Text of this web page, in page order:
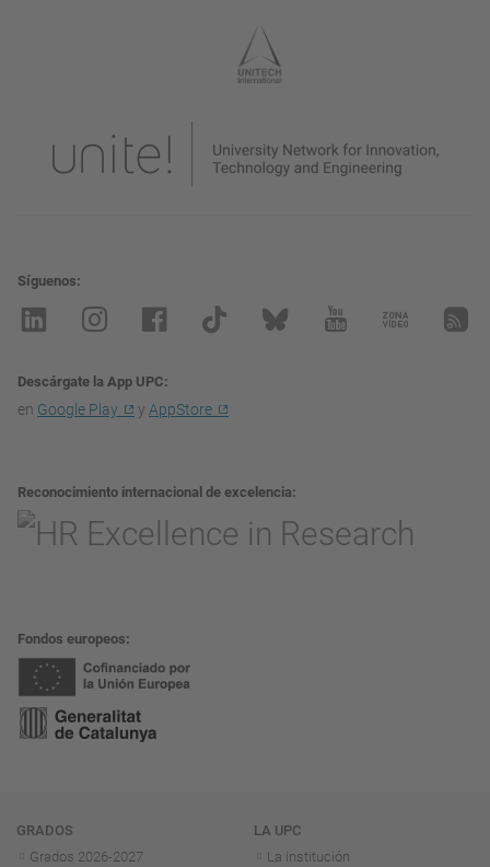
Síguenos
Descárgate la App UPC
en Google Play y AppStore
Reconocimiento internacional de excelencia
Fondos europeos
Navegación
GRADOS
Grados 2026-2027
LA UPC
La institución